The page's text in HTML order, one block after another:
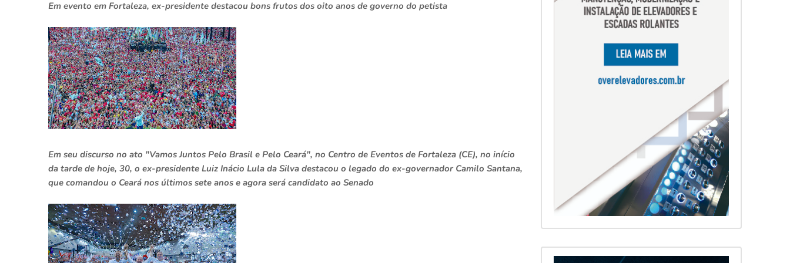
Em evento em Fortaleza, ex-presidente destacou bons frutos dos oito anos de governo do petista
Em seu discurso no ato "Vamos Juntos Pelo Brasil e Pelo Ceará", no Centro de Eventos de Fortaleza (CE), no início
da tarde de hoje, 30, o ex-presidente Luiz Inácio Lula da Silva destacou o legado do ex-governador Camilo Santana,
que comandou o Ceará nos últimos sete anos e agora será candidato ao Senado